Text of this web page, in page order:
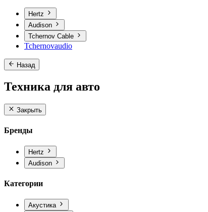
Hertz
Audison
Tchernov Cable
Tchernovaudio
Назад
Техника для авто
Закрыть
Бренды
Hertz
Audison
Категории
Акустика